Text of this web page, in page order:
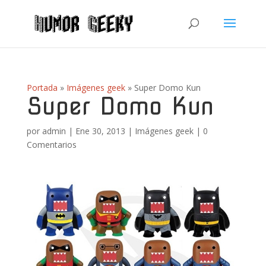
Portada » Imágenes geek» Super Domo Kun
Super Domo Kun
por admin | Ene 30, 2013 | Imágenes geek| 0
Comentarios